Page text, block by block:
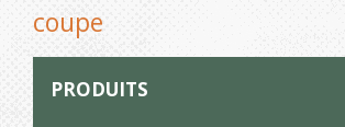
coupe
PRODUITS